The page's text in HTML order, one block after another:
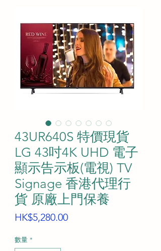
43UR640S 特價現貨
LG 43吋4K UHD 電子
顯示告示板(電視) TV
Signage 香港代理行
貨 原廠上門保養
HK$5,280.00價
數量 *